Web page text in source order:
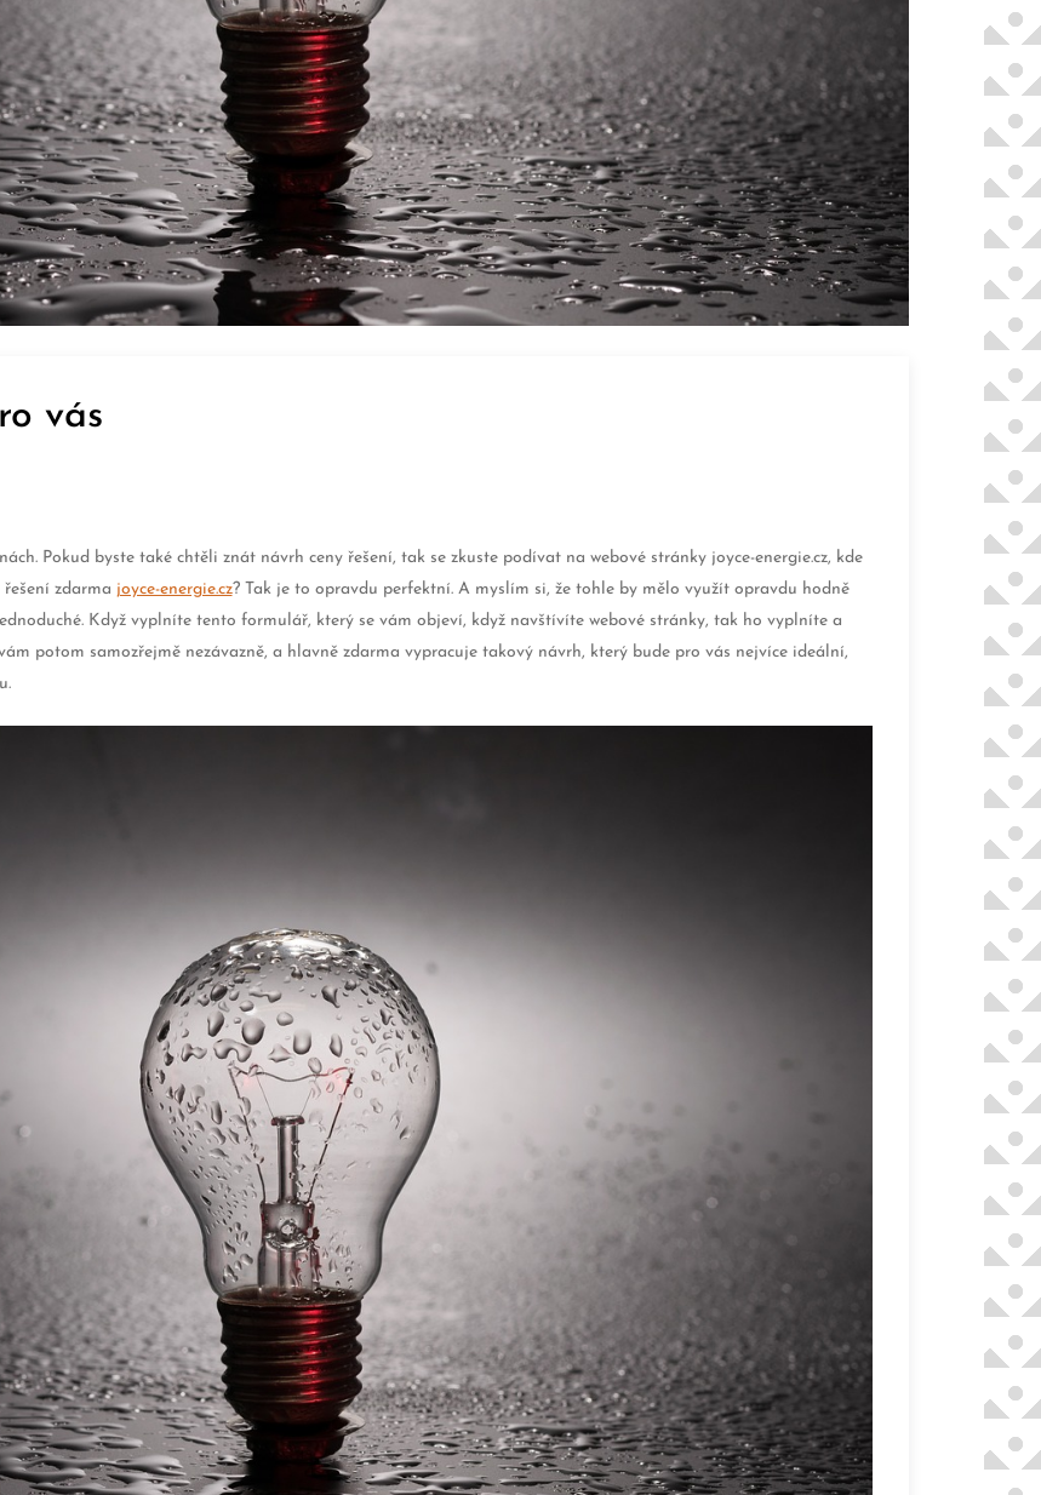
vás
Pokud byste také chtěli znát návrh ceny řešení, tak se zkuste podívat na webové stránky joyce-energie.cz, kde
zdarma joyce-energie.cz? Tak je to opravdu perfektní. A myslím si, že tohle by mělo využít opravdu hodně
Když vyplníte tento formulář, který se vám objeví, když navštívíte webové stránky, tak ho vyplníte a
potom samozřejmě nezávazně, a hlavně zdarma vypracuje takový návrh, který bude pro vás nejvíce ideální,